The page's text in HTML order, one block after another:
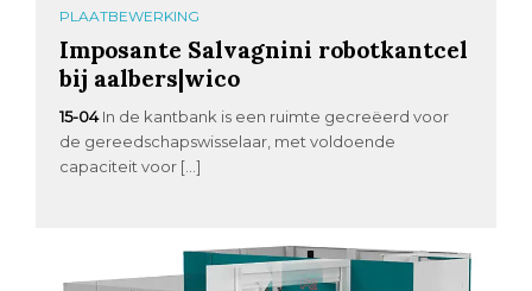
PLAATBEWERKING
Imposante Salvagnini robotkantcel
bij aalbers|wico
15-04 In de kantbank is een ruimte gecreëerd voor
de gereedschapswisselaar, met voldoende
capaciteit voor […]